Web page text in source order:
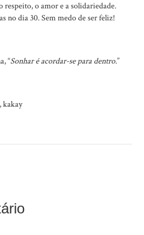
o amor e a solidariedade.
no dia 30. Sem medo de ser feliz!
“Sonhar é acordar-se para dentro.”
kakay